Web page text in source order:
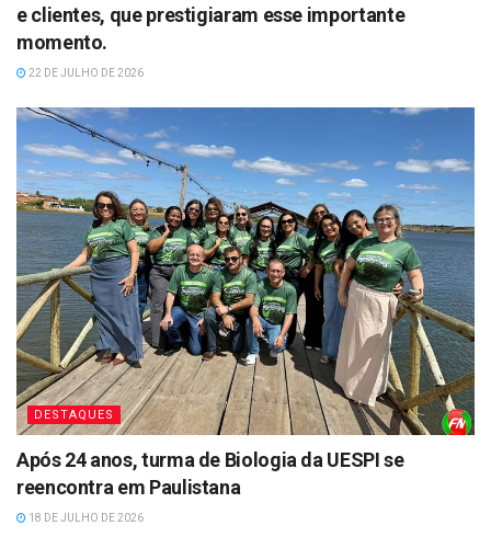
e clientes, que prestigiaram esse importante
momento.
22 DE JULHO DE 2026
DESTAQUES
Após 24 anos, turma de Biologia da UESPI se
reencontra em Paulistana
18 DE JULHO DE 2026